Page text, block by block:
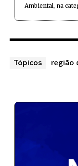
Ambiental, na
Tópicos região